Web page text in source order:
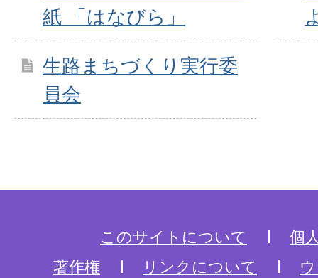
紙 「はなびら」
生路まちづくり実行委
員会
このサイトについて
個
著作権
リンクについて